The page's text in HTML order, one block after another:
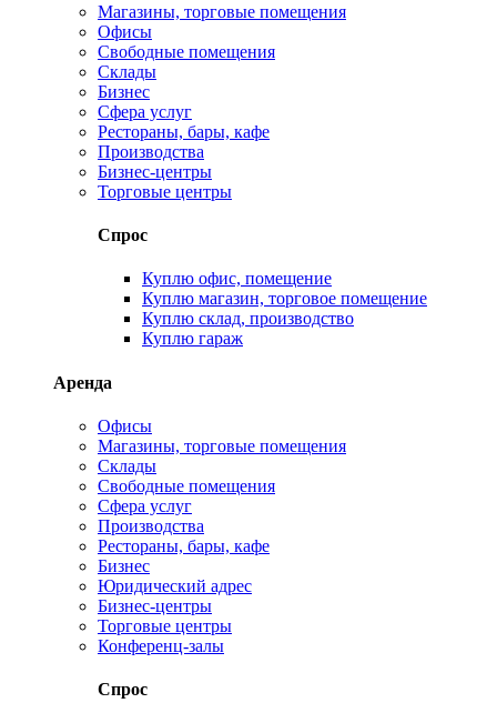
Магазины, торговые помещения
Офисы
Свободные помещения
Склады
Бизнес
Сфера услуг
Рестораны, бары, кафе
Производства
Бизнес-центры
Торговые центры
Спрос
Куплю офис, помещение
Куплю магазин, торговое помещение
Куплю склад, производство
Куплю гараж
Аренда
Офисы
Магазины, торговые помещения
Склады
Свободные помещения
Сфера услуг
Производства
Рестораны, бары, кафе
Бизнес
Юридический адрес
Бизнес-центры
Торговые центры
Конференц-залы
Спрос